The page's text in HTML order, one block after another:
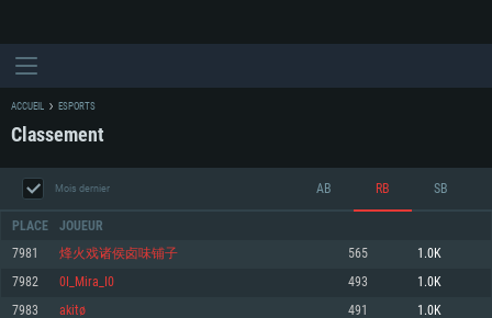
CONFIGURATION SYSTÈME REQUISE
ACCUEIL ESPORTS
Classement
Mois dernier AB RB SB
PLACE JOUEUR
7981 烽火戏诸侯卤味铺子 565 1.0K
7982 0I_Mira_I0 493 1.0K
7983 akitø 491 1.0K